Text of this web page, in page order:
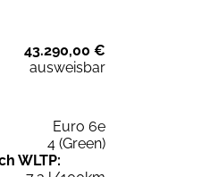
43.290,00 €
ausweisbar
Euro 6e
4 (Green)
WLTP: